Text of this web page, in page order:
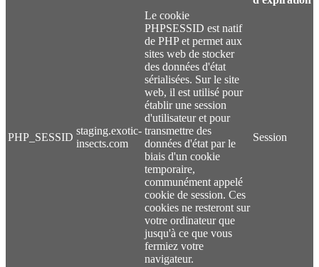
PHP_SESSID
staging.exotic-
insects.com
Le cookie
PHPSESSID est natif
de PHP et permet aux
sites web de stocker
des données d'état
sérialisées. Sur le site
web, il est utilisé pour
établir une session
d'utilisateur et pour
transmettre des
données d'état par le
biais d'un cookie
temporaire,
communément appelé
cookie de session. Ces
cookies ne resteront sur
votre ordinateur que
jusqu'à ce que vous
fermiez votre
navigateur.
Session